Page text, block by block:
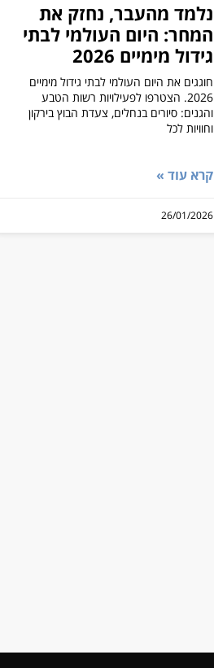
נלמד מהעבר, נחזק את
המחר: היום העולמי לבתי
גידול מימיים 2026
חוגגים את היום העולמי לבתי גידול מימיים
2026. הצטרפו לפעילויות רשות הטבע
והגנים: סיורים בנחלים, צעדת הבוץ בירקון
וחוויות לכל
קרא עוד »
26/01/2026